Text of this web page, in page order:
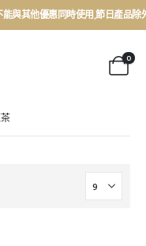
與其他優惠同時使用,節日產品除
0